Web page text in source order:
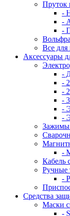
Пруток
-
-
-
Все для
Аксессуары
-
-
-
-
-
-
Зажимы
-
Кабель
Ручные
-
Средства
Маски
-